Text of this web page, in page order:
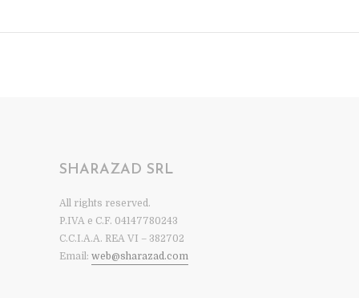
SHARAZAD SRL
All rights reserved.
P.IVA e C.F. 04147780243
C.C.I.A.A. REA VI – 382702
Email: web@sharazad.com